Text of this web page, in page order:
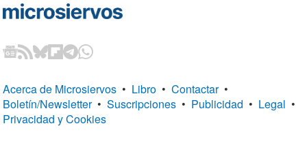
Acerca de Microsiervos • Libro • Contactar •
Boletín/Newsletter • Suscripciones • Publicidad • Legal •
Privacidad y Cookies